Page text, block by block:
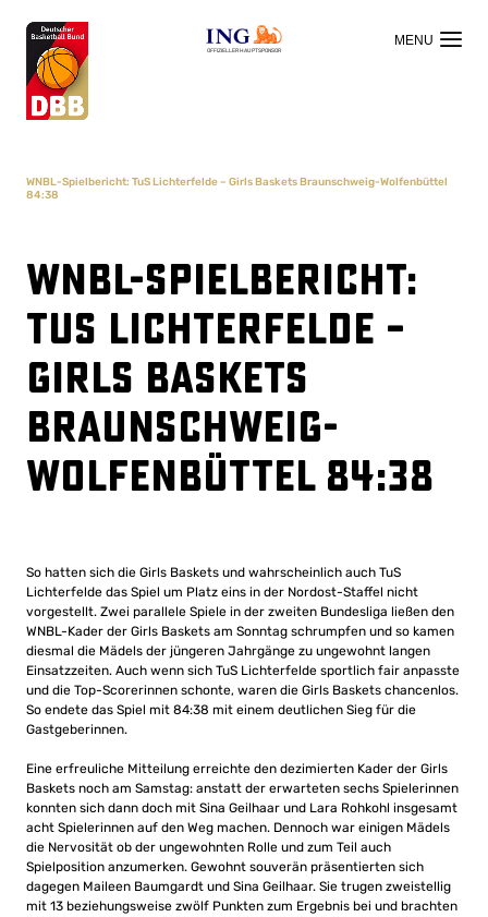
OFFIZIELLER HAUPTSPONSOR
WNBL-Spielbericht: TuS Lichterfelde – Girls Baskets Braunschweig-Wolfenbüttel
84:38
WNBL-Spielbericht:
TuS Lichterfelde –
Girls Baskets
Braunschweig-
Wolfenbüttel 84:38
So hatten sich die Girls Baskets und wahrscheinlich auch TuS
Lichterfelde das Spiel um Platz eins in der Nordost-Staffel nicht
vorgestellt. Zwei parallele Spiele in der zweiten Bundesliga ließen den
WNBL-Kader der Girls Baskets am Sonntag schrumpfen und so kamen
diesmal die Mädels der jüngeren Jahrgänge zu ungewohnt langen
Einsatzzeiten. Auch wenn sich TuS Lichterfelde sportlich fair anpasste
und die Top-Scorerinnen schonte, waren die Girls Baskets chancenlos.
So endete das Spiel mit 84:38 mit einem deutlichen Sieg für die
Gastgeberinnen.
Eine erfreuliche Mitteilung erreichte den dezimierten Kader der Girls
Baskets noch am Samstag: anstatt der erwarteten sechs Spielerinnen
konnten sich dann doch mit Sina Geilhaar und Lara Rohkohl insgesamt
acht Spielerinnen auf den Weg machen. Dennoch war einigen Mädels
die Nervosität ob der ungewohnten Rolle und zum Teil auch
Spielposition anzumerken. Gewohnt souverän präsentierten sich
dagegen Maileen Baumgardt und Sina Geilhaar. Sie trugen zweistellig
mit 13 beziehungsweise zwölf Punkten zum Ergebnis bei und brachten